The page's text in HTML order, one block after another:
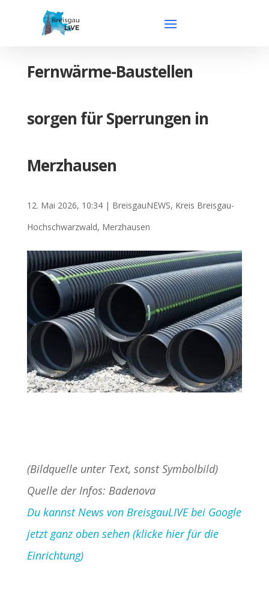
Fernwärme-Baustellen
sorgen für Sperrungen in
Merzhausen
12. Mai 2026, 10:34| BreisgauNEWS, Kreis Breisgau-
Hochschwarzwald, Merzhausen
(Bildquelle unter Text, sonst Symbolbild)
Quelle der Infos: Badenova
Du kannst News von BreisgauLIVE bei Google
jetzt ganz oben sehen (klicke hier für die
Einrichtung)